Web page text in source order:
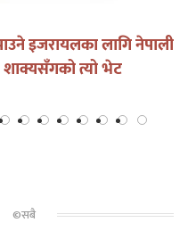
इजरायलका लागि नेपाली
शाक्यसँगको त्यो भेट
©सबै